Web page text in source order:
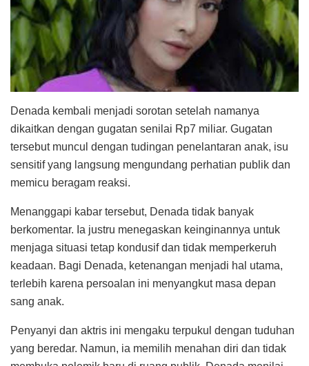
Denada kembali menjadi sorotan setelah namanya
dikaitkan dengan gugatan senilai Rp7 miliar. Gugatan
tersebut muncul dengan tudingan penelantaran anak, isu
sensitif yang langsung mengundang perhatian publik dan
memicu beragam reaksi.
Menanggapi kabar tersebut, Denada tidak banyak
berkomentar. Ia justru menegaskan keinginannya untuk
menjaga situasi tetap kondusif dan tidak memperkeruh
keadaan. Bagi Denada, ketenangan menjadi hal utama,
terlebih karena persoalan ini menyangkut masa depan
sang anak.
Penyanyi dan aktris ini mengaku terpukul dengan tuduhan
yang beredar. Namun, ia memilih menahan diri dan tidak